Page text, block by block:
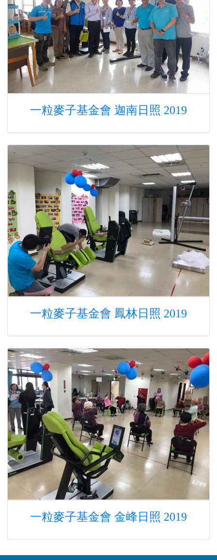
一粒麥子基金會 迦南日照 2019
一粒麥子基金會 鳳林日照 2019
一粒麥子基金會 金峰日照 2019